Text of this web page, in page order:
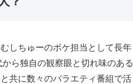
しちゅーのボケ担当として長年
ら独自の観察眼と切れ味のある
共に数々のバラエティ番組で活